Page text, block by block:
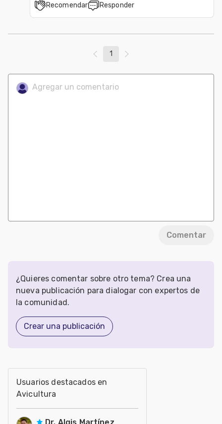
Recomendar Responder
1
Comentar
¿Quieres comentar sobre otro tema? Crea una
nueva publicación para dialogar con expertos de
la comunidad.
Crear una publicación
Usuarios destacados en
Avicultura